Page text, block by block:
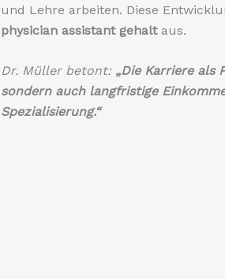
und Lehre arbeiten. Diese
physician assistant gehaltaus.
Dr. Müller betont: „Die Karriere als
sondern auch langfristige
Spezialisierung.“